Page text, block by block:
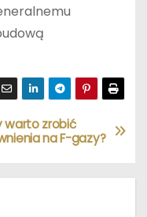
warto zrobić
na F-gazy?